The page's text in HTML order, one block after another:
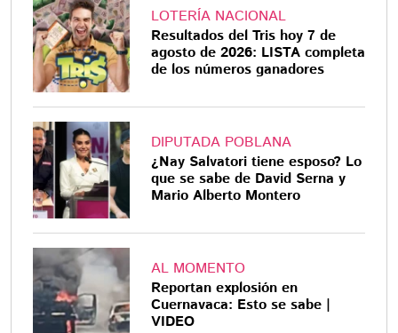
LOTERÍA NACIONAL
Resultados del Tris hoy 7 de
agosto de 2026: LISTA completa
de los números ganadores
DIPUTADA POBLANA
¿Nay Salvatori tiene esposo? Lo
que se sabe de David Serna y
Mario Alberto Montero
AL MOMENTO
Reportan explosión en
Cuernavaca: Esto se sabe |
VIDEO